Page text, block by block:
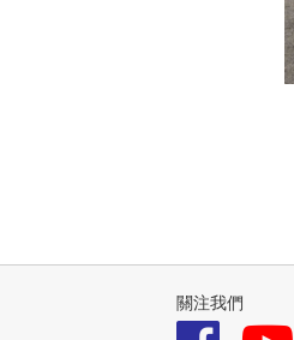
關注我們